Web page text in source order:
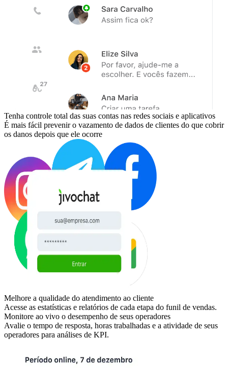
Tenha controle total das suas contas nas redes sociais e aplicativos
É mais fácil prevenir o vazamento de dados de clientes do que cobrir
os danos depois que ele ocorre
Melhore a qualidade do atendimento ao cliente
Acesse as estatísticas e relatórios de cada etapa do funil de vendas.
Monitore ao vivo o desempenho de seus operadores
Avalie o tempo de resposta, horas trabalhadas e a atividade de seus
operadores para análises de KPI.